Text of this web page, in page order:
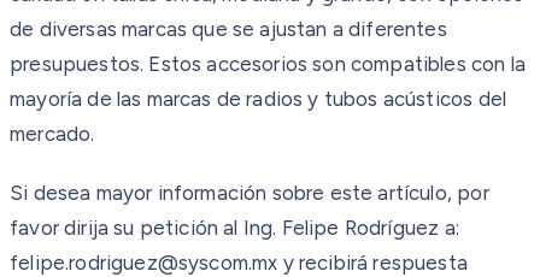
de diversas marcas que se ajustan a diferentes
presupuestos. Estos accesorios son compatibles con la
mayoría de las marcas de radios y tubos acústicos del
mercado.
Si desea mayor información sobre este artículo, por
favor dirija su petición al Ing. Felipe Rodríguez a:
felipe.rodriguez@syscom.mx y recibirá respuesta